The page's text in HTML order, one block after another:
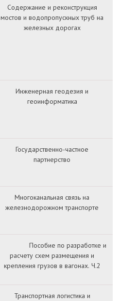
Содержание и реконструкция
мостов и водопропускных труб на
железных дорогах
Инженерная геодезия и
геоинформатика
Государственно-частное
партнерство
Многоканальная связь на
железнодорожном транспорте
Пособие по разработке и
расчету схем размещения и
крепления грузов в вагонах. Ч.2
Транспортная логистика и